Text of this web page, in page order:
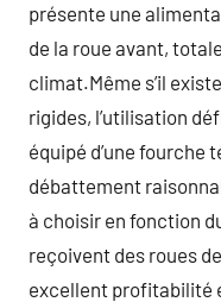
présente une
de la roue avant,
climat.Même s’il
rigides, l’utilisation
équipé d’une fourche
débattement
à choisir en fonction
reçoivent des roues
excellent profitabilité